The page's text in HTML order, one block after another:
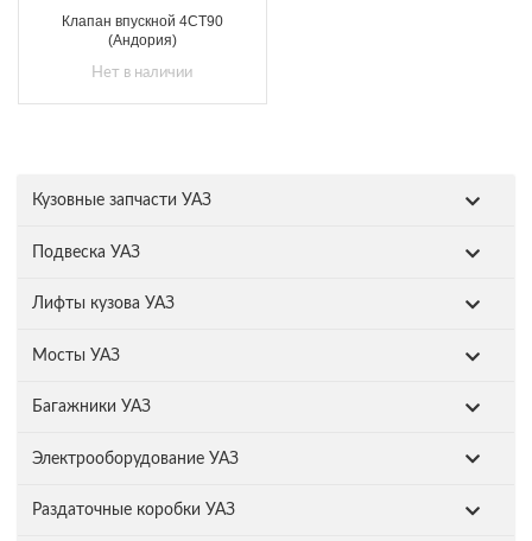
Кузовные запчасти УАЗ
Подвеска УАЗ
Лифты кузова УАЗ
Мосты УАЗ
Багажники УАЗ
Электрооборудование УАЗ
Раздаточные коробки УАЗ
Клапан впускной 4СТ90
(Андория)
Нет в наличии